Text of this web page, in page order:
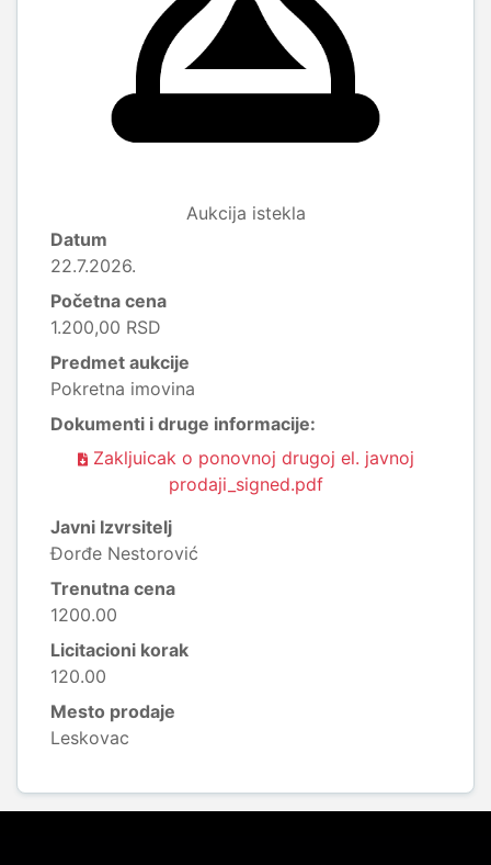
Aukcija istekla
Datum
22.7.2026.
Početna cena
1.200,00 RSD
Predmet aukcije
Pokretna imovina
Dokumenti i druge informacije:
Zakljuicak o ponovnoj drugoj el. javnoj
prodaji_signed.pdf
Javni Izvrsitelj
Đorđe Nestorović
Trenutna cena
1200.00
Licitacioni korak
120.00
Mesto prodaje
Leskovac